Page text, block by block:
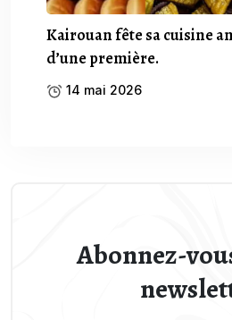
Kairouan fête sa cuisine
d’une première.
14 mai 2026
Abonnez-